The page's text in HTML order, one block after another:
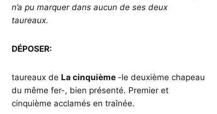
n’a pu marquer dans aucun de ses deux
taureaux.
DÉPOSER:
taureaux de La cinquième -le deuxième chapeau
du même fer-, bien présenté. Premier et
cinquième acclamés en traînée.